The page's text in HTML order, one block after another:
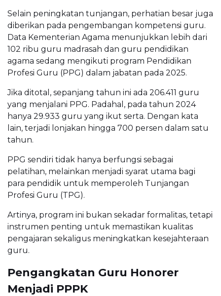
Selain peningkatan tunjangan, perhatian besar juga
diberikan pada pengembangan kompetensi guru.
Data Kementerian Agama menunjukkan lebih dari
102 ribu guru madrasah dan guru pendidikan
agama sedang mengikuti program Pendidikan
Profesi Guru (PPG) dalam jabatan pada 2025.
Jika ditotal, sepanjang tahun ini ada 206.411 guru
yang menjalani PPG. Padahal, pada tahun 2024
hanya 29.933 guru yang ikut serta. Dengan kata
lain, terjadi lonjakan hingga 700 persen dalam satu
tahun.
PPG sendiri tidak hanya berfungsi sebagai
pelatihan, melainkan menjadi syarat utama bagi
para pendidik untuk memperoleh Tunjangan
Profesi Guru (TPG).
Artinya, program ini bukan sekadar formalitas, tetapi
instrumen penting untuk memastikan kualitas
pengajaran sekaligus meningkatkan kesejahteraan
guru.
Pengangkatan Guru Honorer
Menjadi PPPK